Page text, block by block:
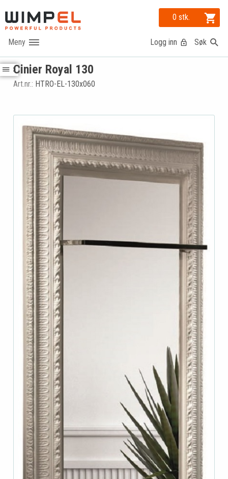
Søk
0 stk.
Logg inn
Cinier Royal 130
Art.nr.: HTRO-EL-130x060